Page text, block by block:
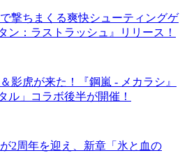
撃ちまくる爽快シューティングゲ
ン：ラストラッシュ』リリース！
影虎が来た！『鋼嵐 - メカラシ』
ル」コラボ後半が開催！
2周年を迎え、新章「氷と血の